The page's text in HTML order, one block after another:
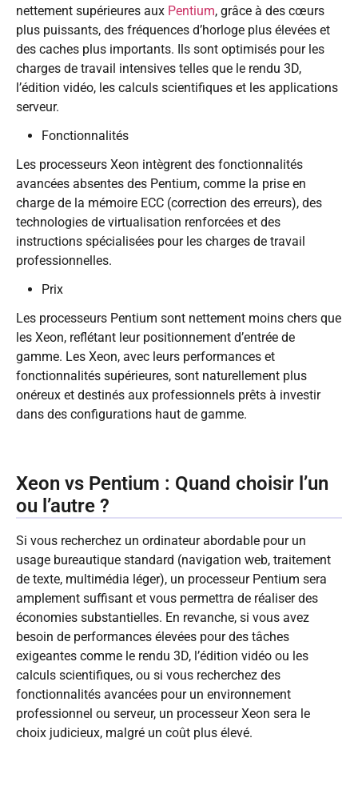
nettement supérieures aux Pentium, grâce à des cœurs
plus puissants, des fréquences d’horloge plus élevées et
des caches plus importants. Ils sont optimisés pour les
charges de travail intensives telles que le rendu 3D,
l’édition vidéo, les calculs scientifiques et les applications
serveur.
Fonctionnalités
Les processeurs Xeon intègrent des fonctionnalités
avancées absentes des Pentium, comme la prise en
charge de la mémoire ECC (correction des erreurs), des
technologies de virtualisation renforcées et des
instructions spécialisées pour les charges de travail
professionnelles.
Prix
Les processeurs Pentium sont nettement moins chers que
les Xeon, reflétant leur positionnement d’entrée de
gamme. Les Xeon, avec leurs performances et
fonctionnalités supérieures, sont naturellement plus
onéreux et destinés aux professionnels prêts à investir
dans des configurations haut de gamme.
Xeon vs Pentium : Quand choisir l’un
ou l’autre ?
Si vous recherchez un ordinateur abordable pour un
usage bureautique standard (navigation web, traitement
de texte, multimédia léger), un processeur Pentium sera
amplement suffisant et vous permettra de réaliser des
économies substantielles. En revanche, si vous avez
besoin de performances élevées pour des tâches
exigeantes comme le rendu 3D, l’édition vidéo ou les
calculs scientifiques, ou si vous recherchez des
fonctionnalités avancées pour un environnement
professionnel ou serveur, un processeur Xeon sera le
choix judicieux, malgré un coût plus élevé.